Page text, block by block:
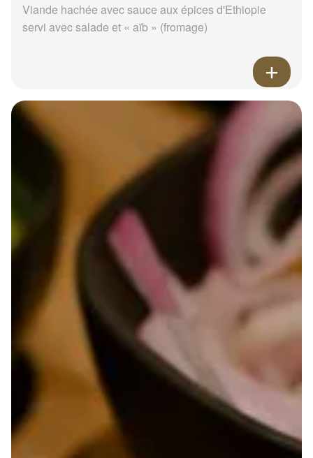
Viande hachée avec sauce aux épices d'Ethiopie
servi avec salade et « aïb » (fromage)